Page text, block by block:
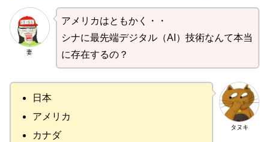
妻
アメリカはともかく・・
シナに最先端デジタル（AI）技術なんて本当
に存在するの？
タヌキ
日本
アメリカ
カナダ